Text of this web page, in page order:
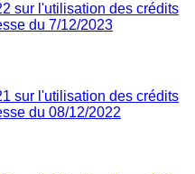
sur l'utilisation des crédits
du 7/12/2023
sur l'utilisation des crédits
du 08/12/2022